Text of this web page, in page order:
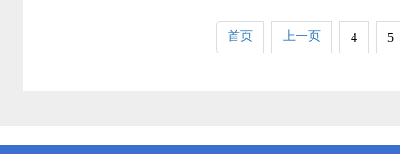
首页 上一页 4 5